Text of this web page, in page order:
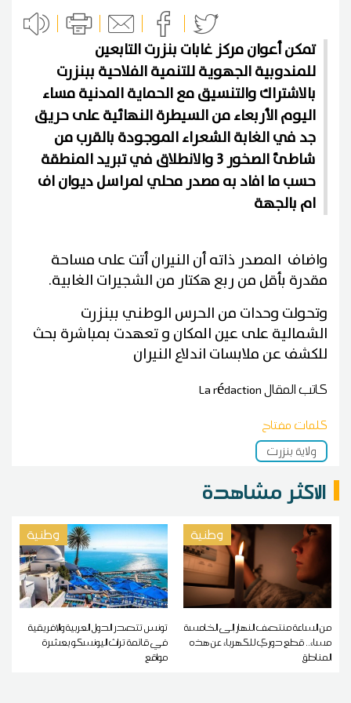
تمكن أعوان مركز غابات بنزرت التابعين
للمندوبية الجهوية للتنمية الفلاحية ببنزرت
بالاشتراك والتنسيق مع الحماية المدنية مساء
اليوم الأربعاء من السيطرة النهائية على حريق
جد في الغابة الشعراء الموجودة بالقرب من
شاطئ الصخور 3 والانطلاق في تبريد المنطقة
حسب ما افاد به مصدر محلي لمراسل ديوان اف
ام بالجهة
واضاف المصدر ذاته أن النيران أتت على مساحة
مقدرة بأقل من ربع هكتار من الشجيرات الغابية.
وتحولت وحدات من الحرس الوطني ببنزرت
الشمالية على عين المكان و تعهدت بمباشرة بحث
للكشف عن ملابسات اندلاع النيران
كاتب المقالLa rédaction
كلمات مفتاح
ولاية بنزرت
الاكثر مشاهدة
وطنية
من الساعة منتصف النهار إلى الخامسة
مساء.. قطع دوري للكهرباء عن هذه
المناطق
وطنية
تونس تتصدر الدول العربية والإفريقية
في قائمة تراث اليونسكو بعشرة
مواقع